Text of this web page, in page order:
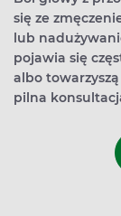
się ze
lub
pojawia się
albo
pilna